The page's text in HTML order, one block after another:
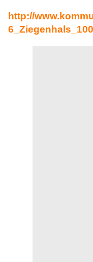
http://